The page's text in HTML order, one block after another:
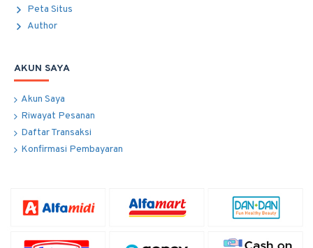
Peta Situs
Author
AKUN SAYA
Akun Saya
Riwayat Pesanan
Daftar Transaksi
Konfirmasi Pembayaran